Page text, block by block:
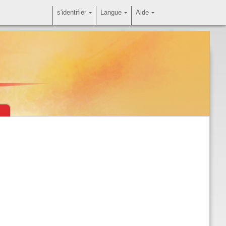
Aide
Langue
s'identifier